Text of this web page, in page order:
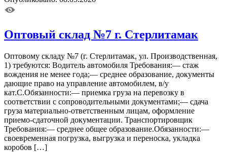
Оптовый склад №7 г. Стерлитамак
Оптовому складу №7 (г. Стерлитамак, ул. Производственная,
1) требуются: Водитель автомобиля Требования:— стаж
вождения не менее года;— среднее образование, документы
дающие право на управление автомобилем, в/у
кат.С.Обязанности:— приемка груза на перевозку в
соответствии с сопроводительными документами;— сдача
груза материально-ответственным лицам, оформление
приемо-сдаточной документации. Транспортировщик
Требования:— среднее общее образование.Обязанности:—
своевременная погрузка, выгрузка и переноска, укладка
коробов […]